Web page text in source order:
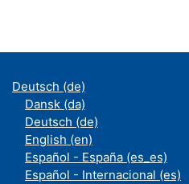
Deutsch ‎(de)‎
Dansk ‎(da)‎
Deutsch ‎(de)‎
English ‎(en)‎
Español - España ‎(es_es)‎
Español - Internacional ‎(es)‎